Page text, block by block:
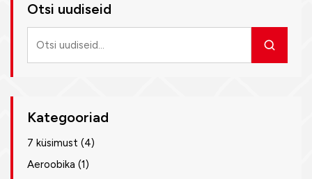
Otsi uudiseid
uudiseid
Kategooriad
7 küsimust (4)
Aeroobika (1)